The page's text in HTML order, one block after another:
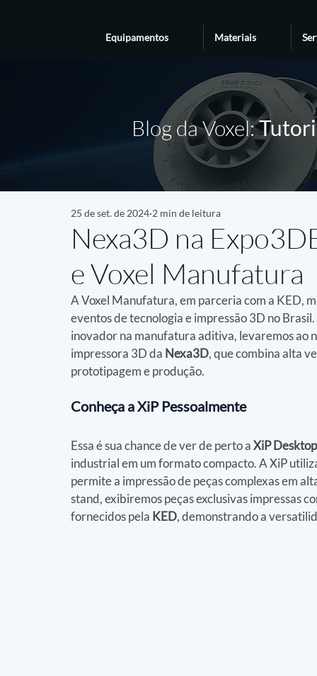
Equipamentos Materiais
Blog da Voxel:
Nexa3D na
e Voxel Manufatura
25 de set. de 2024 2 min de leitura
A Voxel Manufatura, em parceria com a KED,
eventos de tecnologia e impressão 3D no
inovador na manufatura aditiva, levaremos ao
impressora 3D da Nexa3D, que combina alta
prototipagem e produção.
Conheça a XiP Pessoalmente
Essa é sua chance de ver de perto a XiP Desktop
industrial em um formato compacto. A XiP
permite a impressão de peças complexas em
stand, exibiremos peças exclusivas impressas
fornecidos pela KED, demonstrando a